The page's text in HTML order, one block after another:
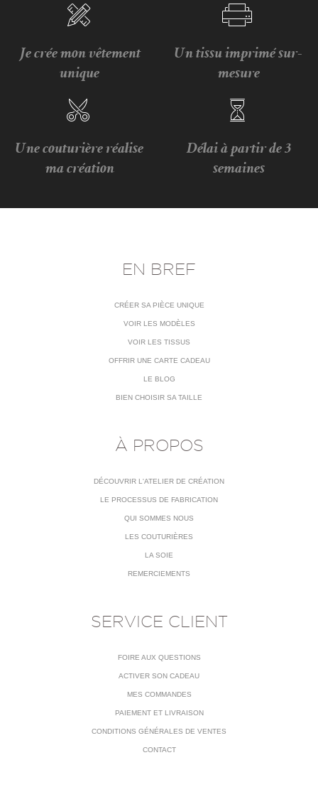
Je crée mon vêtement
unique
Un tissu imprimé sur-
mesure
Une couturière réalise
ma création
Délai à partir de 3
semaines
EN BREF
CRÉER SA PIÈCE UNIQUE
VOIR LES MODÈLES
VOIR LES TISSUS
OFFRIR UNE CARTE CADEAU
LE BLOG
BIEN CHOISIR SA TAILLE
À PROPOS
DÉCOUVRIR L'ATELIER DE CRÉATION
LE PROCESSUS DE FABRICATION
QUI SOMMES NOUS
LES COUTURIÈRES
LA SOIE
REMERCIEMENTS
SERVICE CLIENT
FOIRE AUX QUESTIONS
ACTIVER SON CADEAU
MES COMMANDES
PAIEMENT ET LIVRAISON
CONDITIONS GÉNÉRALES DE VENTES
CONTACT